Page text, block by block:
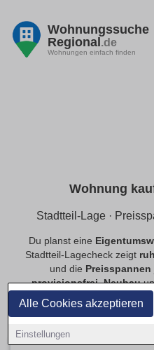
Alle Cookies akzeptieren
Einstellungen
Wohnungssuche
Regional.de
Wohnungen einfach finden
Wohnung
Stadtteil-Lage ·
Du planst eine
Stadtteil-Lagecheck zeigt
und die Preisspannen
provisionsfrei,Neubau